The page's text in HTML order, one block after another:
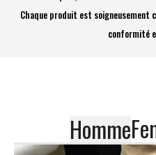
Chaque produit est soigneusement
conformité
Homme